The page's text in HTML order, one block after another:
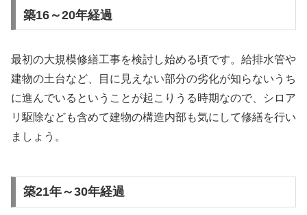
築16～20年経過
最初の大規模修繕工事を検討し始める頃です。給排水管や
建物の土台など、目に見えない部分の劣化が知らないうち
に進んでいるということが起こりうる時期なので、シロア
リ駆除なども含めて建物の構造内部も気にして修繕を行い
ましょう。
築21年～30年経過